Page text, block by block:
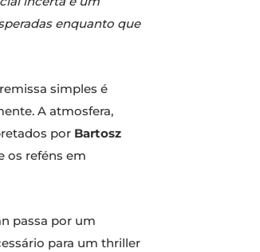
enquanto que
simples é
A atmosfera,
por Bartosz
os reféns em
passa por um
para um thriller